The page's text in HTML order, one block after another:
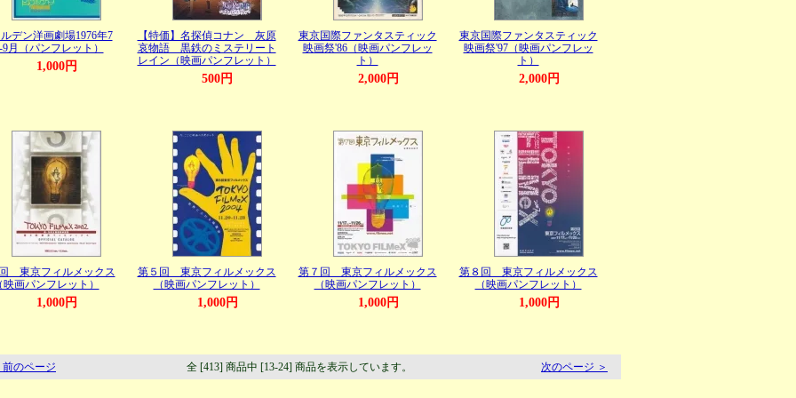
デン洋画劇場1976年7
9月（パンフレット）
1,000円
【特価】名探偵コナン 灰原
哀物語 黒鉄のミステリート
レイン（映画パンフレット）
500円
東京国際ファンタスティック
映画祭'86（映画パンフレッ
ト）
2,000円
東京国際ファンタスティック
映画祭'97（映画パンフレッ
ト）
2,000円
東京フィルメックス
映画パンフレット）
1,000円
第５回 東京フィルメックス
（映画パンフレット）
1,000円
第７回 東京フィルメックス
（映画パンフレット）
1,000円
第８回 東京フィルメックス
（映画パンフレット）
1,000円
前のページ 全 [413] 商品中 [13-24] 商品を表示しています。 次のページ ＞